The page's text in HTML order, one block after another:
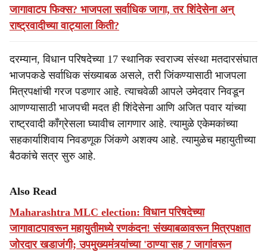
जागावाटप फिक्स? भाजपला सर्वाधिक जागा, तर शिंदेसेना अन्
राष्ट्रवादीच्या वाट्याला किती?
दरम्यान, विधान परिषदेच्या 17 स्थानिक स्वराज्य संस्था मतदारसंघात
भाजपकडे सर्वाधिक संख्याबळ असले, तरी जिंकण्यासाठी भाजपला
मित्रपक्षांची गरज पडणार आहे. त्याचवेळी आपले उमेदवार निवडून
आणण्यासाठी भाजपची मदत ही शिंदेसेना आणि अजित पवार यांच्या
राष्ट्रवादी काँग्रेसला घ्यावीच लागणार आहे. त्यामुळे एकेमकांच्या
सहकार्याशिवाय निवडणूक जिंकणे अशक्य आहे. त्यामुळेच महायुतीच्या
बैठकांचे सत्र सुरु आहे.
Also Read
Maharashtra MLC election: विधान परिषदेच्या
जागावाटपावरून महायुतीमध्ये रणकंदन! संख्याबळावरून मित्रपक्षात
जोरदार खडाजंगी; उपमुख्यमंत्र्यांच्या 'ठाण्या'सह 7 जागांवरून